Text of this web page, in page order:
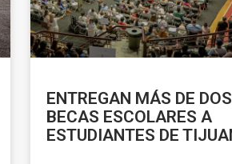
ENTREGAN MÁS DE
BECAS ESCOLARES A
ESTUDIANTES DE